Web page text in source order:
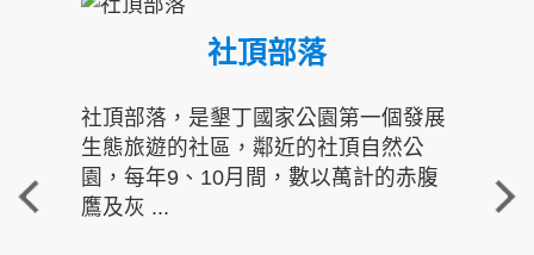
社頂部落
社頂部落，是墾丁國家公園第一個發展
生態旅遊的社區，鄰近的社頂自然公
園，每年9、10月間，數以萬計的赤腹
鷹及灰 ...
重
走進